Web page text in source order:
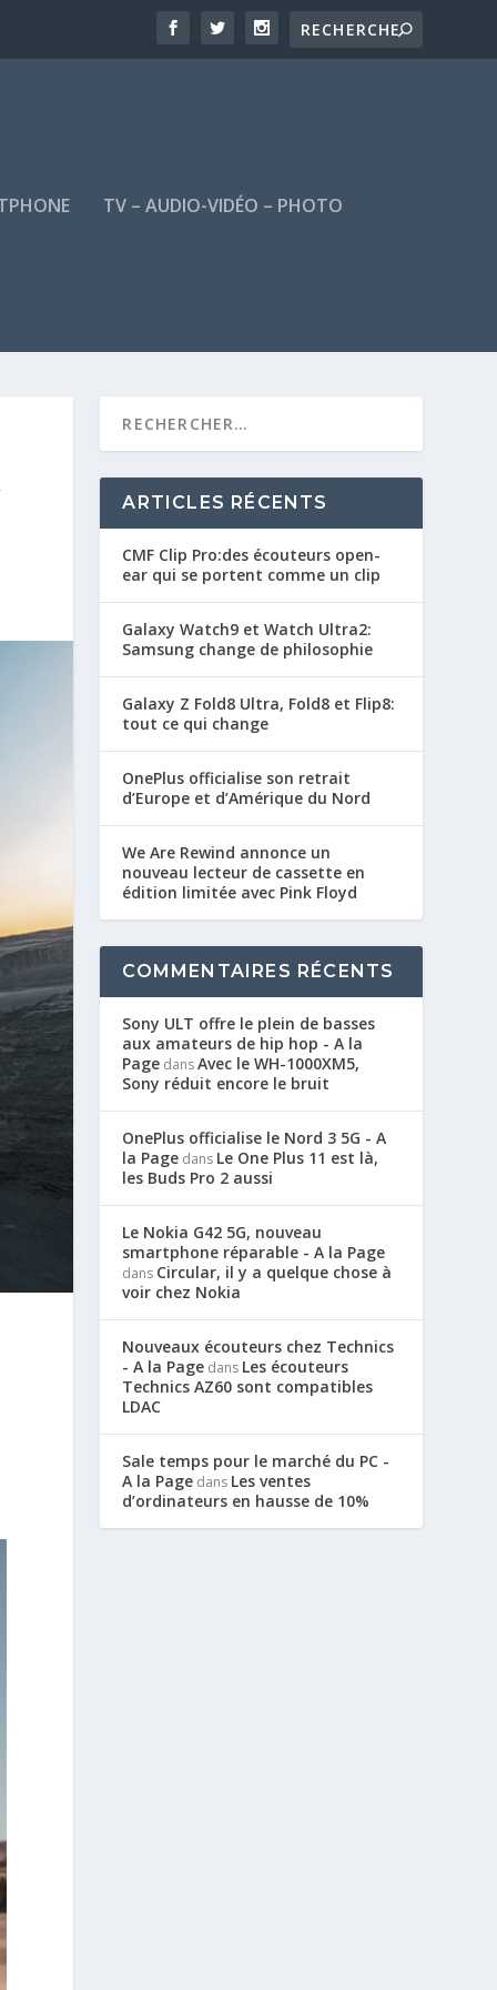
TV – AUDIO-VIDÉO – PHOTO
ARTICLES RÉCENTS
CMF Clip Pro:des écouteurs open-
ear qui se portent comme un clip
Galaxy Watch9 et Watch Ultra2:
Samsung change de philosophie
Galaxy Z Fold8 Ultra, Fold8 et Flip8:
tout ce qui change
OnePlus officialise son retrait
d’Europe et d’Amérique du Nord
We Are Rewind annonce un
nouveau lecteur de cassette en
édition limitée avec Pink Floyd
COMMENTAIRES RÉCENTS
Sony ULT offre le plein de basses
aux amateurs de hip hop - A la
Page dansAvec le WH-1000XM5,
Sony réduit encore le bruit
OnePlus officialise le Nord 3 5G - A
la Page dans Le One Plus 11 est là,
les Buds Pro 2 aussi
Le Nokia G42 5G, nouveau
smartphone réparable - A la Page
dans Circular, il y a quelque chose à
voir chez Nokia
Nouveaux écouteurs chez Technics
- A la Page dans Les écouteurs
Technics AZ60 sont compatibles
LDAC
Sale temps pour le marché du PC -
A la Page dans Les ventes
d’ordinateurs en hausse de 10%